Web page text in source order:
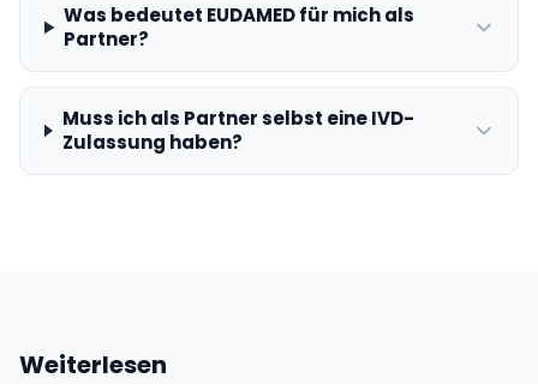
Was bedeutet EUDAMED für mich als
Partner?
Muss ich als Partner selbst eine IVD-
Zulassung haben?
Weiterlesen